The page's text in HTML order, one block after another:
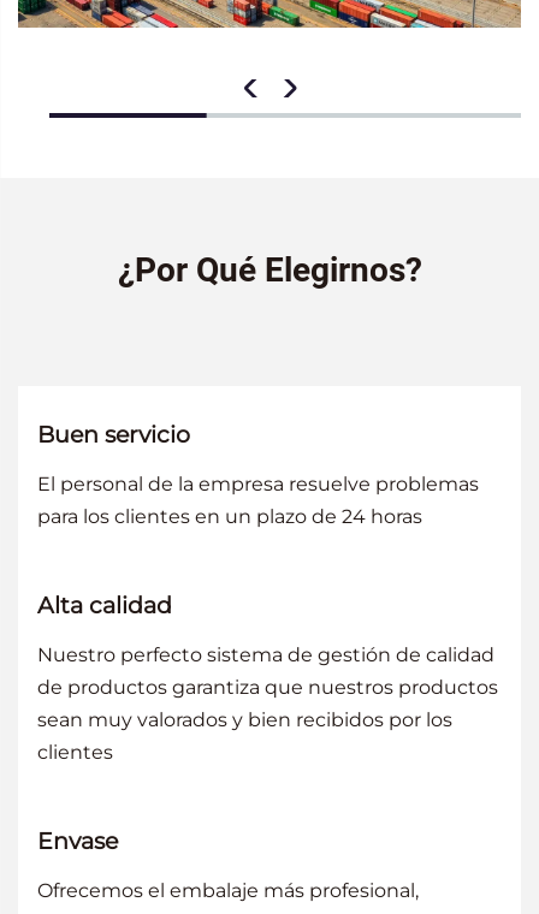
¿Por Qué Elegirnos?
Buen servicio
El personal de la empresa resuelve problemas
para los clientes en un plazo de 24 horas
Alta calidad
Nuestro perfecto sistema de gestión de calidad
de productos garantiza que nuestros productos
sean muy valorados y bien recibidos por los
clientes
Envase
Ofrecemos el embalaje más profesional,